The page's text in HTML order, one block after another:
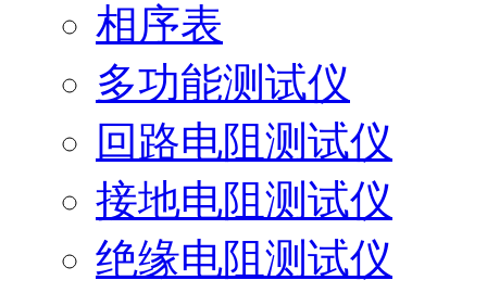
相序表
多功能测试仪
回路电阻测试仪
接地电阻测试仪
绝缘电阻测试仪